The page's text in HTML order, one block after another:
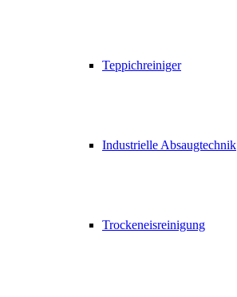
Teppichreiniger
Industrielle Absaugtechnik
Trockeneisreinigung